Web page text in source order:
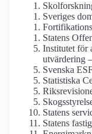
Sveriges
Statens
Institutet för
utvärdering
Svenska
Statistiska
Statens
Statens